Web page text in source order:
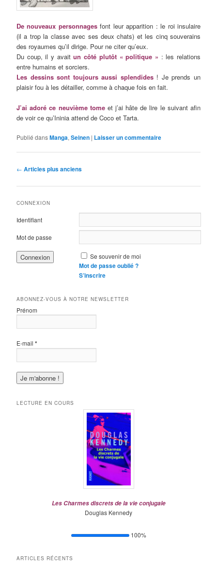
De nouveaux personnagesfont leur apparition : le roi insulaire
(il a trop la classe avec ses deux chats) et les cinq souverains
des royaumes qu’il dirige. Pour ne citer qu’eux.
Du coup, il y avaitun côté plutôt « politique » : les relations
entre humains et sorciers.
Les dessins sont toujours aussi splendides! Je prends un
plaisir fou à les détailler, comme à chaque fois en fait.
J’ai adoré ce neuvième tomeet j’ai hâte de lire le suivant afin
de voir ce qu’Ininia attend de Coco et Tarta.
Publié dansManga,Seinen | Laisser un commentaire
Navigation
articles
← Articles plus anciens
CONNEXION
Identifiant
Mot de passe
Se souvenir de moi
Mot de passe oublié ?
S’inscrire
ABONNEZ-VOUS À NOTRE NEWSLETTER
Prénom
E-mail*
LECTURE EN COURS
Les Charmes discrets de la vie conjugale
Douglas Kennedy
100%
ARTICLES RÉCENTS